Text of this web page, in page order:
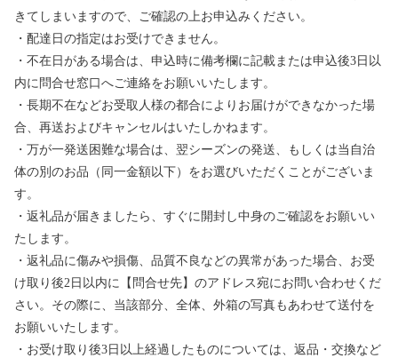
きてしまいますので、ご確認の上お申込みください。
・配達日の指定はお受けできません。
・不在日がある場合は、申込時に備考欄に記載または申込後3日以
内に問合せ窓口へご連絡をお願いいたします。
・長期不在などお受取人様の都合によりお届けができなかった場
合、再送およびキャンセルはいたしかねます。
・万が一発送困難な場合は、翌シーズンの発送、もしくは当自治
体の別のお品（同一金額以下）をお選びいただくことがございま
す。
・返礼品が届きましたら、すぐに開封し中身のご確認をお願いい
たします。
・返礼品に傷みや損傷、品質不良などの異常があった場合、お受
け取り後2日以内に【問合せ先】のアドレス宛にお問い合わせくだ
さい。その際に、当該部分、全体、外箱の写真もあわせて送付を
お願いいたします。
・お受け取り後3日以上経過したものについては、返品・交換など